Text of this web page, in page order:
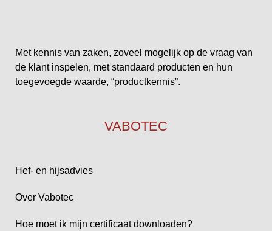
Met kennis van zaken, zoveel mogelijk op de vraag van
de klant inspelen, met standaard producten en hun
toegevoegde waarde, “productkennis”.
VABOTEC
Hef- en hijsadvies
Over Vabotec
Hoe moet ik mijn certificaat downloaden?